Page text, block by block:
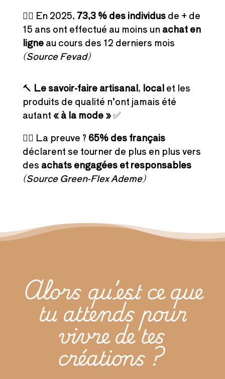
👉🏻 En 2025, 73,3 % des individusde + de
15 ans ont effectué au moins un achat en
ligneau cours des 12 derniers mois
(Source Fevad)
🔨 Le savoir-faire artisanal, localet les
produits de qualité n’ont jamais été
autant« à la mode »✅
👉🏻 La preuve ? 65% des français
déclarent se tourner de plus en plus vers
des achats engagées et responsables
(Source Green-Flex Ademe)
Alors qu’est ce que
tu attends pour
vivre de tes
créations ?